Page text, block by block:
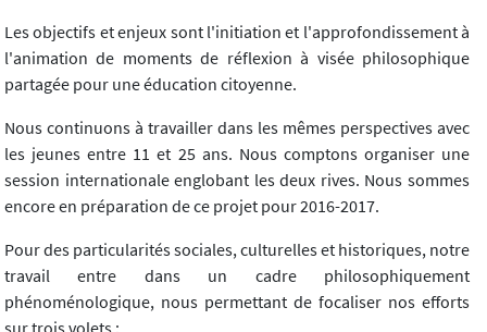
Les objectifs et enjeux sont l'initiation et l'approfondissement à
l'animation de moments de réflexion à visée philosophique
partagée pour une éducation citoyenne.
Nous continuons à travailler dans les mêmes perspectives avec
les jeunes entre 11 et 25 ans. Nous comptons organiser une
session internationale englobant les deux rives. Nous sommes
encore en préparation de ce projet pour 2016-2017.
Pour des particularités sociales, culturelles et historiques, notre
travail entre dans un cadre philosophiquement
phénoménologique, nous permettant de focaliser nos efforts
sur trois volets :